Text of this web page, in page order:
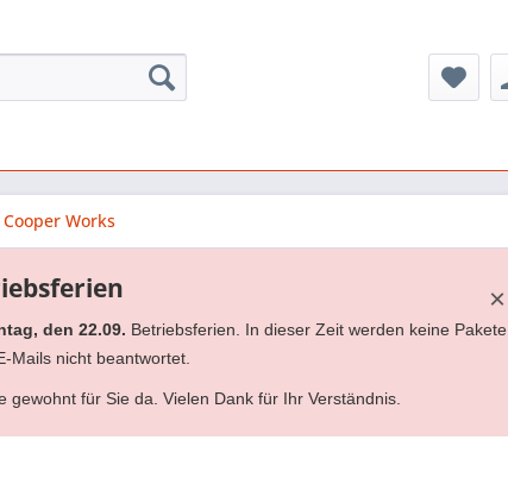
Cooper Works
×
den 22.09. Betriebsferien. In dieser Zeit werden keine Pakete
Mails nicht beantwortet.
gewohnt für Sie da. Vielen Dank für Ihr Verständnis.